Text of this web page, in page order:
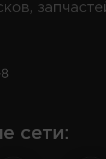
сети: